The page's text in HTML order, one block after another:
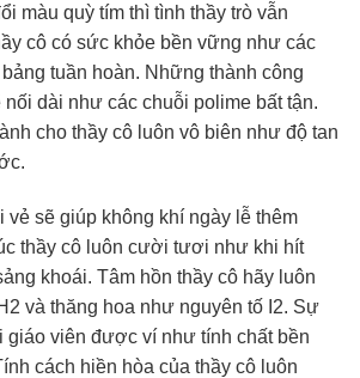
màu quỳ tím thì tình thầy trò vẫn
cô có sức khỏe bền vững như các
tuần hoàn. Những thành công
dài như các chuỗi polime bất tận.
cho thầy cô luôn vô biên như độ tan
vẻ sẽ giúp không khí ngày lễ thêm
thầy cô luôn cười tươi như khi hít
khoái. Tâm hồn thầy cô hãy luôn
và thăng hoa như nguyên tố I2. Sự
giáo viên được ví như tính chất bền
cách hiền hòa của thầy cô luôn